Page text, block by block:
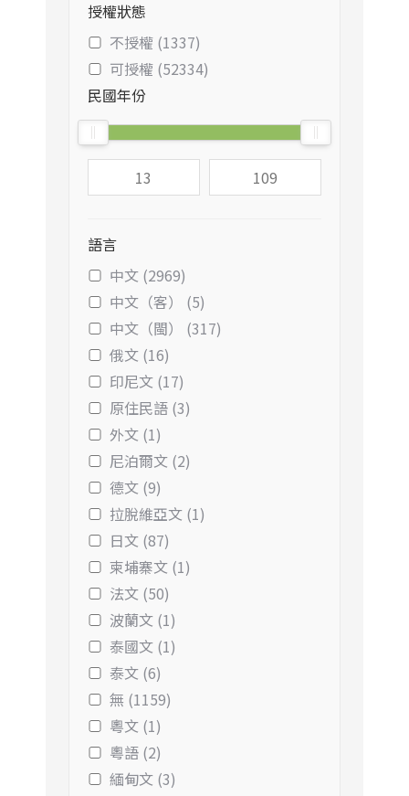
授權狀態
不授權 (1337)
可授權 (52334)
民國年份
語言
中文 (2969)
中文（客） (5)
中文（閩） (317)
俄文 (16)
印尼文 (17)
原住民語 (3)
外文 (1)
尼泊爾文 (2)
德文 (9)
拉脫維亞文 (1)
日文 (87)
柬埔寨文 (1)
法文 (50)
波蘭文 (1)
泰國文 (1)
泰文 (6)
無 (1159)
粵文 (1)
粵語 (2)
緬甸文 (3)